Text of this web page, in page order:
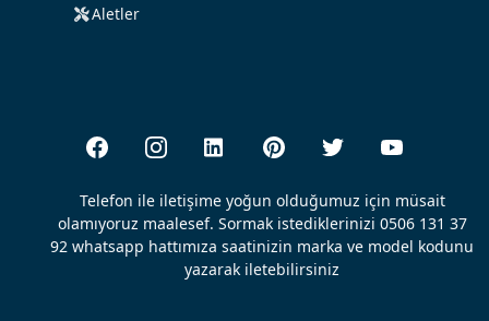
Aletler
Telefon ile iletişime yoğun olduğumuz için müsait
olamıyoruz maalesef. Sormak istediklerinizi 0506 131 37
92 whatsapp hattımıza saatinizin marka ve model kodunu
yazarak iletebilirsiniz